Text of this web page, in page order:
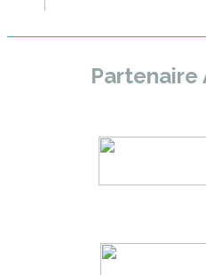
Partenaire